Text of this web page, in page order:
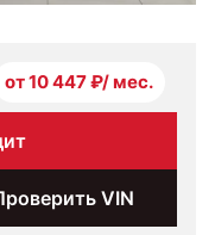
от 10 447 ₽/ мес.
VIN